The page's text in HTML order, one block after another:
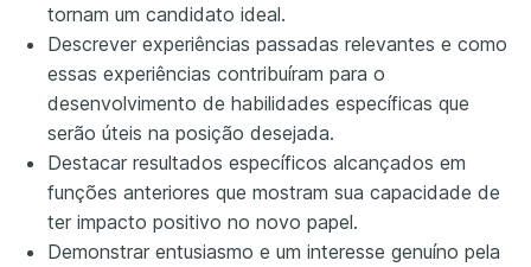
tornam um candidato ideal.
Descrever experiências passadas relevantes e como
essas experiências contribuíram para o
desenvolvimento de habilidades específicas que
serão úteis na posição desejada.
Destacar resultados específicos alcançados em
funções anteriores que mostram sua capacidade de
ter impacto positivo no novo papel.
Demonstrar entusiasmo e um interesse genuíno pela